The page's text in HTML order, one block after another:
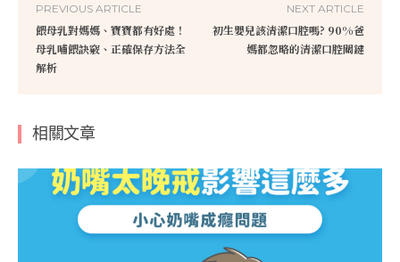
PREVIOUS ARTICLE
餵母乳對媽媽、寶寶都有好處！
母乳哺餵訣竅、正確保存方法全
解析
NEXT ARTICLE
初生嬰兒該清潔口腔嗎? 90%爸
媽都忽略的清潔口腔關鍵
相關文章